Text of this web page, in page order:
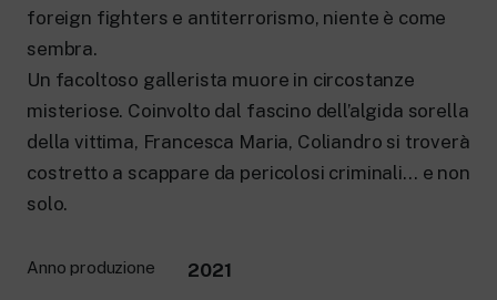
foreign fighters e antiterrorismo, niente è come
sembra.
Un facoltoso gallerista muore in circostanze
misteriose. Coinvolto dal fascino dell’algida sorella
della vittima, Francesca Maria, Coliandro si troverà
costretto a scappare da pericolosi criminali… e non
solo.
Anno produzione 2021